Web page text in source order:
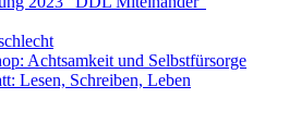
Achtsamkeit und Selbstfürsorge
Lesen, Schreiben, Leben